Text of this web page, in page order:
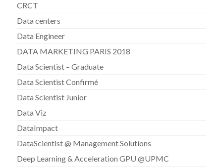
CRCT
Data centers
Data Engineer
DATA MARKETING PARIS 2018
Data Scientist – Graduate
Data Scientist Confirmé
Data Scientist Junior
Data Viz
DataImpact
DataScientist @ Management Solutions
Deep Learning & Acceleration GPU @UPMC